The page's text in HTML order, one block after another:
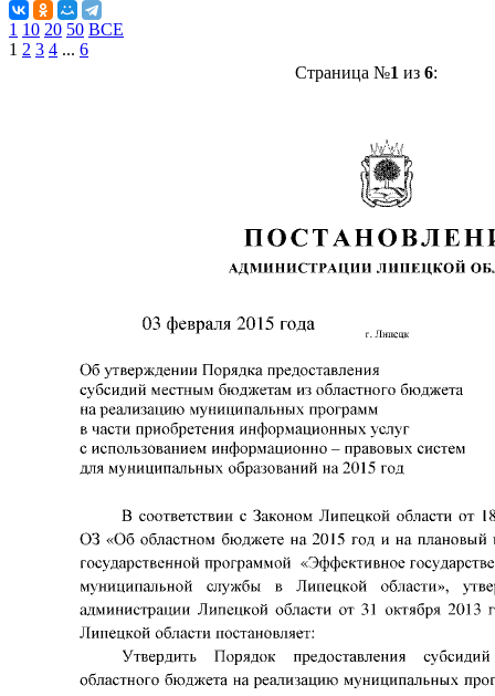
1 10 20 50 ВСЕ
1 2 3 4 ... 6
Страница №1 из 6: